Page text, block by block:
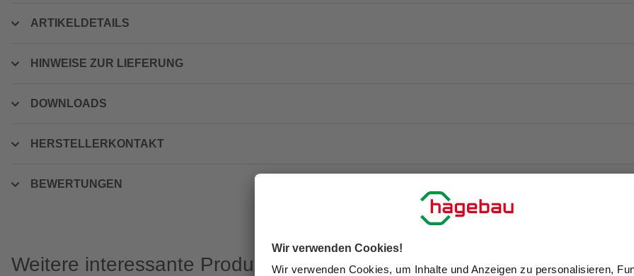
ARTIKELDETAILS
HINWEISE ZUR LIEFERUNG
DOWNLOADS
HERSTELLERKONTAKT
BEWERTUNGEN
Weitere interessante Produkte